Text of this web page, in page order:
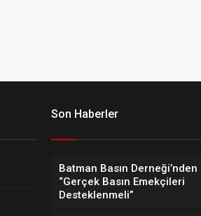
Son Haberler
Batman Basın Derneği’nden
“Gerçek Basın Emekçileri
Desteklenmeli”